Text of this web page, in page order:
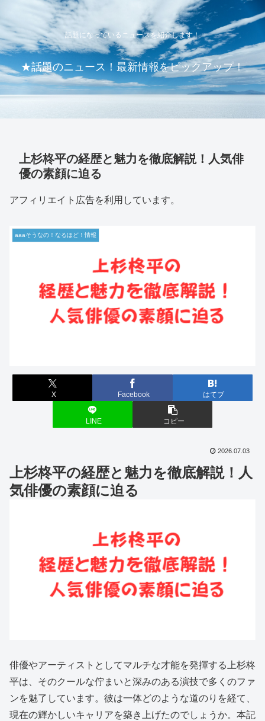
話題になっているニュースを紹介します！
★話題のニュース！最新情報をピックアップ！
上杉柊平の経歴と魅力を徹底解説！人気俳
優の素顔に迫る
アフィリエイト広告を利用しています。
aaaそうなの！なるほど！情報
X Facebook はてブ
LINE コピー
2026.07.03
上杉柊平の経歴と魅力を徹底解説！人
気俳優の素顔に迫る
俳優やアーティストとしてマルチな才能を発揮する上杉柊
平は、そのクールな佇まいと深みのある演技で多くのファ
ンを魅了しています。彼は一体どのような道のりを経て、
現在の輝かしいキャリアを築き上げたのでしょうか。本記